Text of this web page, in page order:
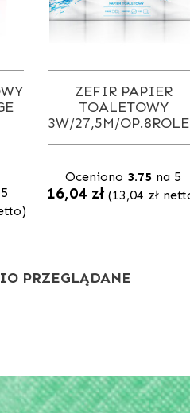
ZEFIR PAPIER
TOALETOWY
3W/27,5M/
Oceniono 3.75 na 5
16,04 zł (13,04 zł
PRZEGLĄDANE